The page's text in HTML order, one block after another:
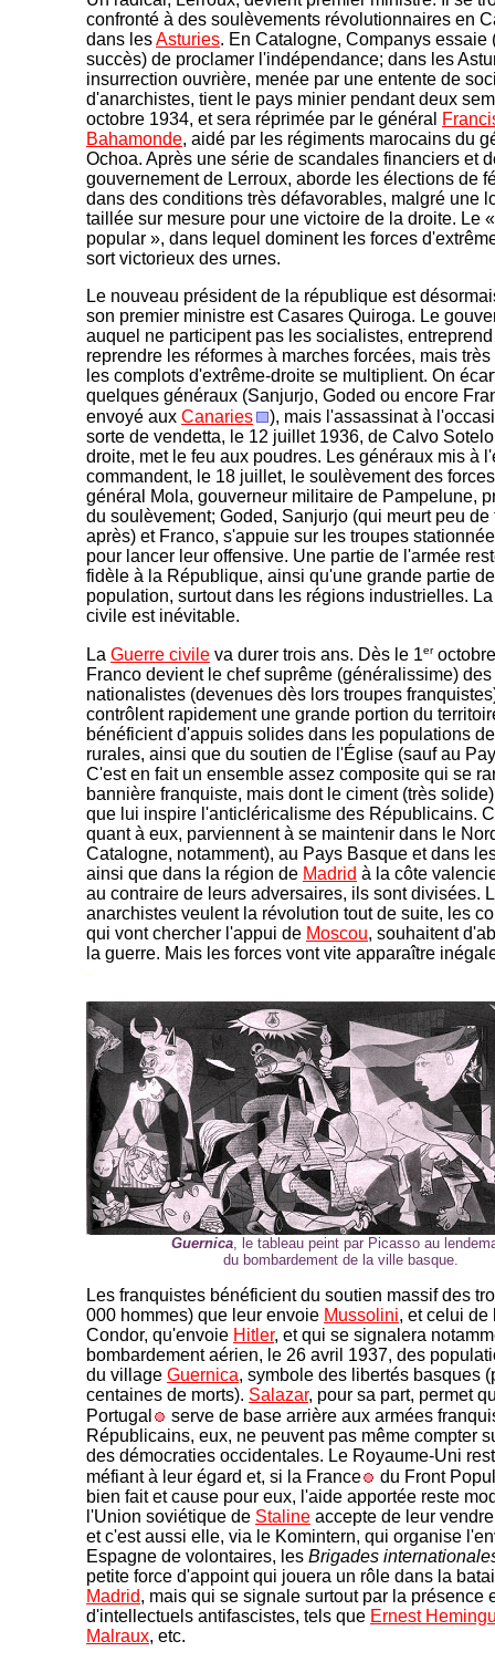
confronté à des soulèvements révolutionnaires en
dans lesAsturies. En Catalogne, Companys essaie
succès) de proclamer l'indépendance; dans les
insurrection ouvrière, menée par une entente de
d'anarchistes, tient le pays minier pendant deux
octobre 1934, et sera réprimée par le général
Bahamonde, aidé par les régiments marocains du
Ochoa. Après une série de scandales financiers et
gouvernement de Lerroux, aborde les élections de
dans des conditions très défavorables, malgré une
taillée sur mesure pour une victoire de la droite. Le
popular », dans lequel dominent les forces
sort victorieux des urnes.
Le nouveau président de la république est
son premier ministre est Casares Quiroga. Le
auquel ne participent pas les socialistes,
reprendre les réformes à marches forcées, mais
les complots d'extrême-droite se multiplient. On
quelques généraux (Sanjurjo, Goded ou encore
envoyé aux Canaries
), mais l'assassinat à
sorte de vendetta, le 12 juillet 1936, de Calvo
droite, met le feu aux poudres. Les généraux mis à
commandent, le 18 juillet, le soulèvement des
général Mola, gouverneur militaire de Pampelune,
du soulèvement; Goded, Sanjurjo (qui meurt peu de
après) et Franco, s'appuie sur les troupes
pour lancer leur offensive. Une partie de l'armée
fidèle à la République, ainsi qu'une grande partie
population, surtout dans les régions industrielles.
civile est inévitable.
La Guerre civile va durer trois ans. Dès le 1er
Franco devient le chef suprême (généralissime)
nationalistes (devenues dès lors troupes
contrôlent rapidement une grande portion du
bénéficient d'appuis solides dans les populations
rurales, ainsi que du soutien de l'Église (sauf au
C'est en fait un ensemble assez composite qui se
bannière franquiste, mais dont le ciment (très
que lui inspire l'anticléricalisme des Républicains.
quant à eux, parviennent à se maintenir dans le
Catalogne, notamment), au Pays Basque et dans
ainsi que dans la région de Madrid à la côte
au contraire de leurs adversaires, ils sont divisées.
anarchistes veulent la révolution tout de suite, les
qui vont chercher l'appui de Moscou, souhaitent
la guerre. Mais les forces vont vite apparaître
-
Guernica , le tableau peint par Picasso au
du bombardement de la ville basque.
Les franquistes bénéficient du soutien massif des
000 hommes) que leur envoie Mussolini, et celui de
Condor, qu'envoie Hitler, et qui se signalera
bombardement aérien, le 26 avril 1937, des
du village Guernica, symbole des libertés basques
centaines de morts). Salazar, pour sa part, permet
Portugal
serve de base arrière aux armées
Républicains, eux, ne peuvent pas même compter
des démocraties occidentales. Le Royaume-Uni
méfiant à leur égard et, si la France
du Front
bien fait et cause pour eux, l'aide apportée reste
l'Union soviétique de Staline accepte de leur
et c'est aussi elle, via le Komintern, qui organise
Espagne de volontaires, les Brigades
petite force d'appoint qui jouera un rôle dans la
Madrid, mais qui se signale surtout par la présence
d'intellectuels antifascistes, tels que Ernest
Malraux, etc.